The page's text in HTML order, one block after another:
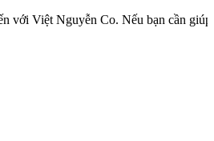
Co. Nếu bạn cần giúp đỡ hãy liên